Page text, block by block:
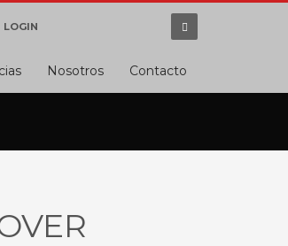
LOGIN
Nosotros Contacto